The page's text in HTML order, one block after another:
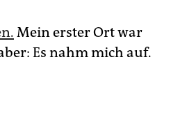
Mein erster Ort war
Es nahm mich auf.